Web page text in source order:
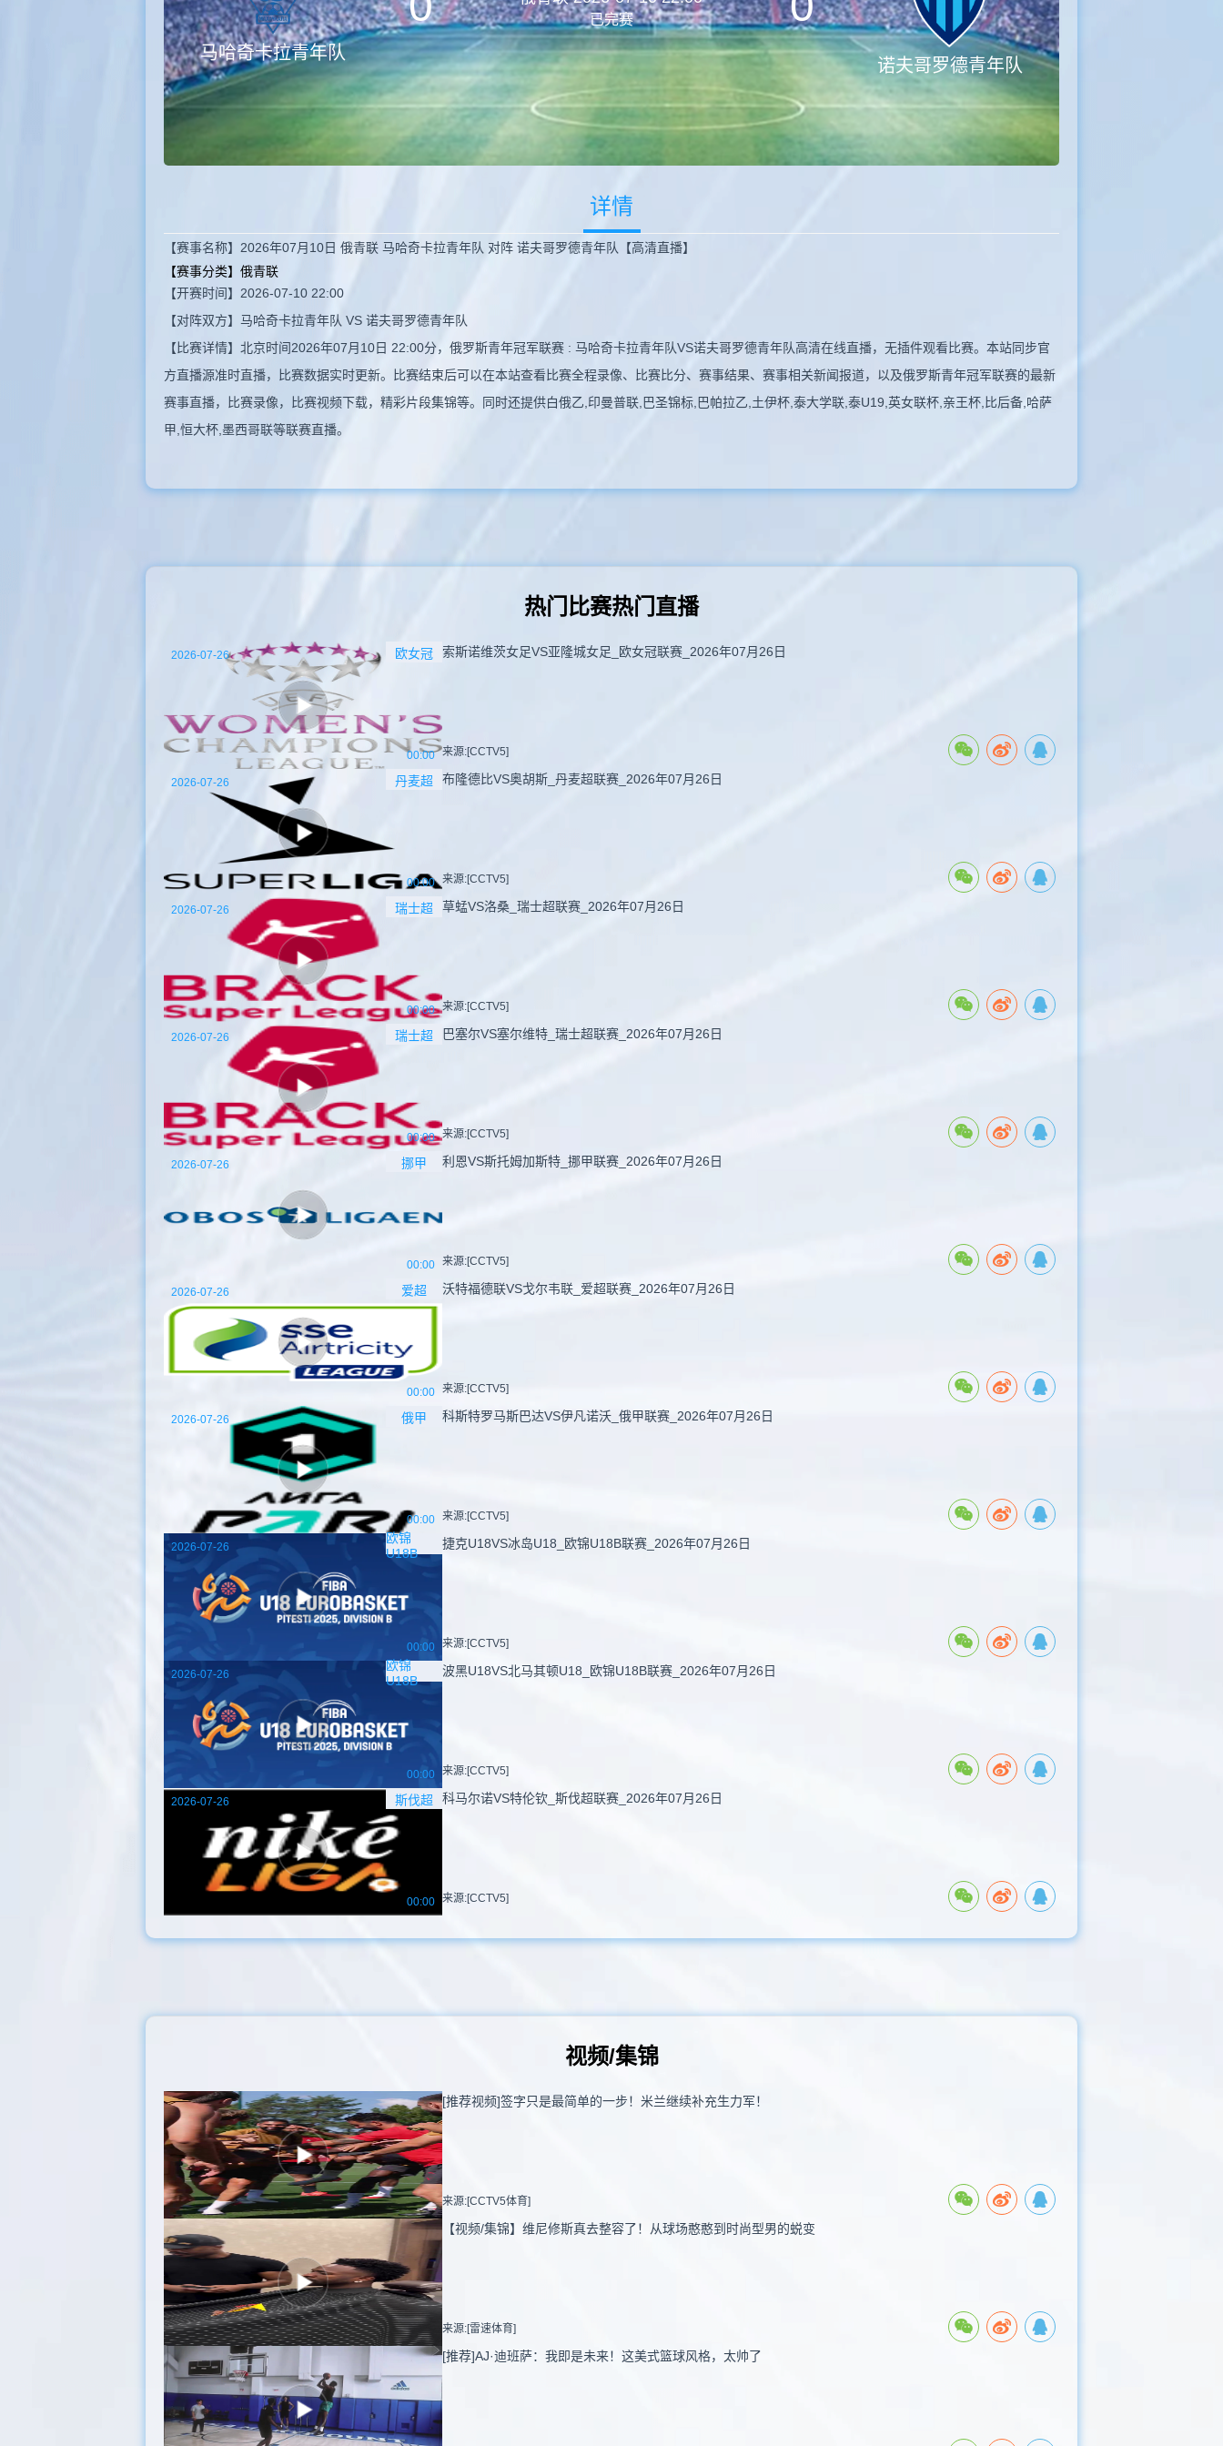
马哈奇卡拉青年队
已完赛
诺夫哥罗德青年队
详情
【赛事名称】2026年07月10日 俄青联 马哈奇卡拉青年队 对阵 诺夫哥罗德青年队【高清直播】
【赛事分类】 俄青联
【开赛时间】2026-07-10 22:00
【对阵双方】马哈奇卡拉青年队 VS 诺夫哥罗德青年队
【比赛详情】北京时间2026年07月10日 22:00分，俄罗斯青年冠军联赛 : 马哈奇卡拉青年队VS诺夫哥罗德青年队高清在线直播，无插件观看比赛。本站同步官
方直播源准时直播，比赛数据实时更新。比赛结束后可以在本站查看比赛全程录像、比赛比分、赛事结果、赛事相关新闻报道，以及俄罗斯青年冠军联赛的最新
赛事直播，比赛录像，比赛视频下载，精彩片段集锦等。同时还提供白俄乙,印曼普联,巴圣锦标,巴帕拉乙,土伊杯,泰大学联,泰U19,英女联杯,亲王杯,比后备,哈萨
甲,恒大杯,墨西哥联等联赛直播。
热门比赛热门直播
欧女冠
00:00
2026-07-26 索斯诺维茨女足VS亚隆城女足_欧女冠联赛_2026年07月26日
来源:[CCTV5]
丹麦超
00:00
2026-07-26 布隆德比VS奥胡斯_丹麦超联赛_2026年07月26日
来源:[CCTV5]
瑞士超
00:00
2026-07-26 草蜢VS洛桑_瑞士超联赛_2026年07月26日
来源:[CCTV5]
瑞士超
00:00
2026-07-26 巴塞尔VS塞尔维特_瑞士超联赛_2026年07月26日
来源:[CCTV5]
挪甲
00:00
2026-07-26 利恩VS斯托姆加斯特_挪甲联赛_2026年07月26日
来源:[CCTV5]
爱超
00:00
2026-07-26 沃特福德联VS戈尔韦联_爱超联赛_2026年07月26日
来源:[CCTV5]
俄甲
00:00
2026-07-26 科斯特罗马斯巴达VS伊凡诺沃_俄甲联赛_2026年07月26日
来源:[CCTV5]
欧锦
U18B
00:00
2026-07-26 捷克U18VS冰岛U18_欧锦U18B联赛_2026年07月26日
来源:[CCTV5]
欧锦
U18B
00:00
2026-07-26 波黑U18VS北马其顿U18_欧锦U18B联赛_2026年07月26日
来源:[CCTV5]
斯伐超
00:00
2026-07-26 科马尔诺VS特伦钦_斯伐超联赛_2026年07月26日
来源:[CCTV5]
视频/集锦
[推荐视频]签字只是最简单的一步！米兰继续补充生力军！
来源:[CCTV5体育]
【视频/集锦】维尼修斯真去整容了！从球场憨憨到时尚型男的蜕变
来源:[雷速体育]
[推荐]AJ·迪班萨：我即是未来！这美式篮球风格，太帅了